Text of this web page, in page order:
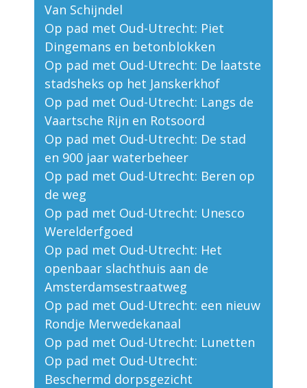
Van Schijndel
Op pad met Oud-Utrecht: Piet
Dingemans en betonblokken
Op pad met Oud-Utrecht: De laatste
stadsheks op het Janskerkhof
Op pad met Oud-Utrecht: Langs de
Vaartsche Rijn en Rotsoord
Op pad met Oud-Utrecht: De stad
en 900 jaar waterbeheer
Op pad met Oud-Utrecht: Beren op
de weg
Op pad met Oud-Utrecht: Unesco
Werelderfgoed
Op pad met Oud-Utrecht: Het
openbaar slachthuis aan de
Amsterdamsestraatweg
Op pad met Oud-Utrecht: een nieuw
Rondje Merwedekanaal
Op pad met Oud-Utrecht: Lunetten
Op pad met Oud-Utrecht:
Beschermd dorpsgezicht